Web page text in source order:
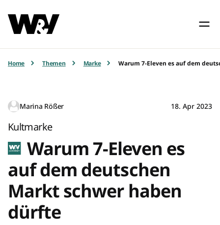
Home Themen Marke Warum 7-Eleven es auf dem
Marina Rößer 18. Apr 2023
Kultmarke
Warum 7-Eleven es
auf dem deutschen
Markt schwer haben
dürfte